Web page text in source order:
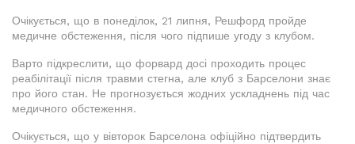
Очікується, що в понеділок, 21 липня, Решфорд пройде
медичне обстеження, після чого підпише угоду з клубом.
Варто підкреслити, що форвард досі проходить процес
реабілітації після травми стегна, але клуб з Барселони знає
про його стан. Не прогнозується жодних ускладнень під час
медичного обстеження.
Очікується, що у вівторок Барселона офіційно підтвердить